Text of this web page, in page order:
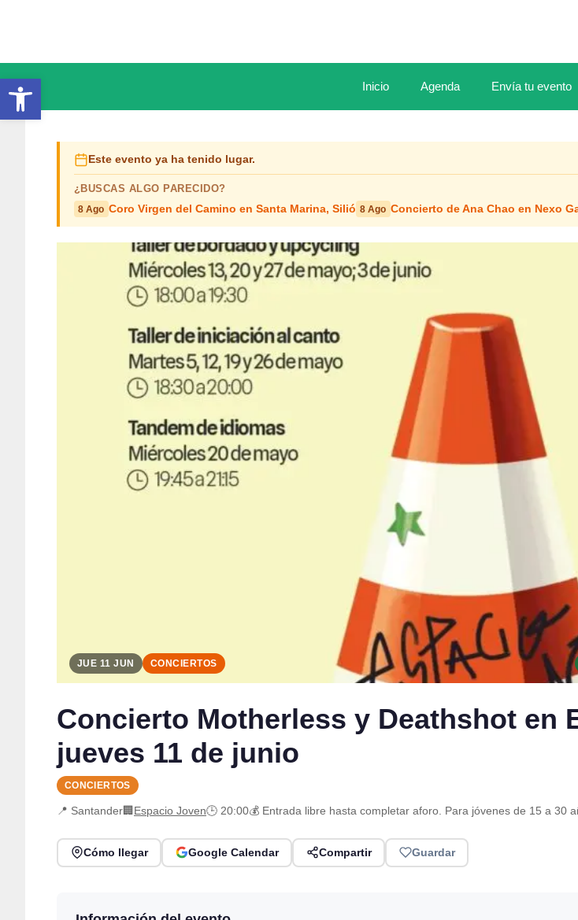
Abrir barra de herramientas Inicio Agenda Envía tu evento
Este evento ya ha tenido lugar.
¿BUSCAS ALGO PARECIDO?
8 Ago Coro Virgen del Camino en Santa Marina, Silió 8 Ago Concierto de Ana Chao en Nexo
JUE 11 JUN CONCIERTOS
Concierto Motherless y Deathshot en
jueves 11 de junio
CONCIERTOS
📍 Santander🏢 Espacio Joven🕒 20:00💰 Entrada libre hasta completar aforo. Para jóvenes de 15 a 30
Cómo llegar Google Calendar Compartir Guardar